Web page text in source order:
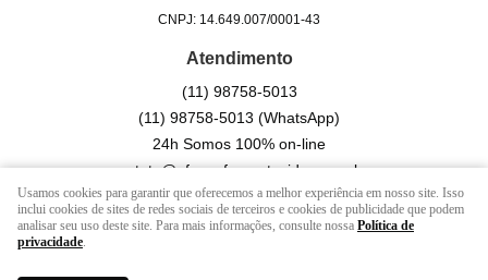
CNPJ: 14.649.007/0001-43
Atendimento
(11) 98758-5013
(11) 98758-5013(WhatsApp)
24h Somos 100% on-line
contato@afonsofrancotecidos.com.br
LOJA VIRTUAL CRIADA POR
Usamos cookies para garantir que oferecemos a melhor experiência em nosso site. Isso
inclui cookies de sites de redes sociais de terceiros e cookies de publicidade que podem
analisar seu uso deste site. Para mais informações, consulte nossa Política de
privacidade.